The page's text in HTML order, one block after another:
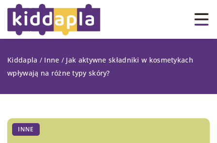
Kiddapla / Inne / Jak aktywne składniki w kosmetykach
wpływają na różne typy skóry?
INNE